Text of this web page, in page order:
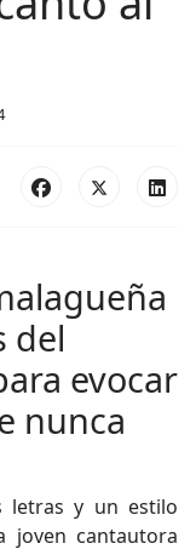
del
evocar
nunca
letras y un estilo
joven cantautora